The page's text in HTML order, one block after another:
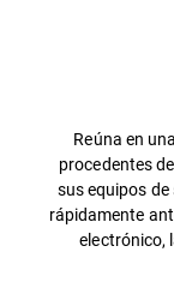
Reúna en
procedentes
sus equipos
rápidamente
electrónico,